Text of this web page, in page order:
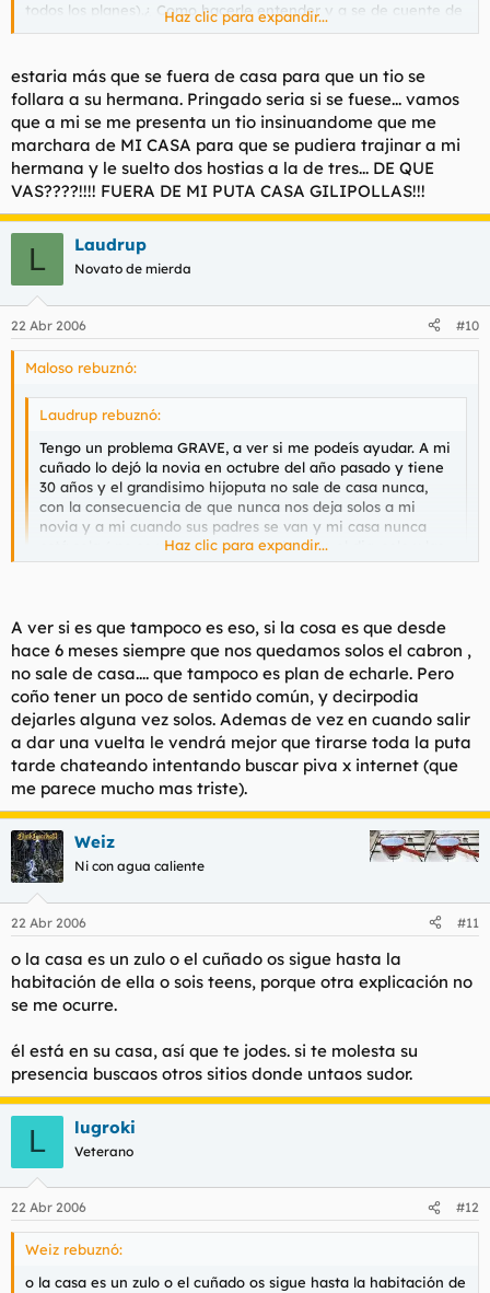
todos los planes).¿ Como hacerle entender y q se de cuente de
que nos deje alguna vez solos?¿ porque vamos me tiene ya
Haz clic para expandir...
estaria más que se fuera de casa para que un tio se
follara a su hermana. Pringado seria si se fuese... vamos
que a mi se me presenta un tio insinuandome que me
marchara de MI CASA para que se pudiera trajinar a mi
hermana y le suelto dos hostias a la de tres... DE QUE
VAS????!!!! FUERA DE MI PUTA CASA GILIPOLLAS!!!
L Laudrup
Novato de mierda
22 Abr 2006 #10
Maloso rebuznó:
Laudrup rebuznó:
Tengo un problema GRAVE, a ver si me podeís ayudar. A mi
cuñado lo dejó la novia en octubre del año pasado y tiene
30 años y el grandisimo hijoputa no sale de casa nunca,
con la consecuencia de que nunca nos deja solos a mi
novia y a mi cuando sus padres se van y mi casa nunca
está sola ( no se va a ningun lado durante el dia, solo x las
noches a eso de la 1 q se va de marcha, para entonces ya
solos?¿ porque vamos me tiene ya quemadisimo...........
¿como le hariaís vosotros darse cuenta?.
estaria más que se fuera de casa para que un tio se follara a
su hermana. Pringado seria si se fuese... vamos que a mi se me
presenta un tio insinuandome que me marchara de MI CASA
para que se pudiera trajinar a mi hermana y le suelto dos
hostias a la de tres... DE QUE VAS????!!!! FUERA DE MI PUTA
CASA GILIPOLLAS!!!
Haz clic para expandir...
A ver si es que tampoco es eso, si la cosa es que desde
hace 6 meses siempre que nos quedamos solos el cabron ,
no sale de casa.... que tampoco es plan de echarle. Pero
coño tener un poco de sentido común, y decirpodia
dejarles alguna vez solos. Ademas de vez en cuando salir
a dar una vuelta le vendrá mejor que tirarse toda la puta
tarde chateando intentando buscar piva x internet (que
me parece mucho mas triste).
Weiz
Ni con agua caliente
22 Abr 2006 #11
o la casa es un zulo o el cuñado os sigue hasta la
habitación de ella o sois teens, porque otra explicación no
se me ocurre.
él está en su casa, así que te jodes. si te molesta su
presencia buscaos otros sitios donde untaos sudor.
L lugroki
Veterano
22 Abr 2006 #12
Weiz rebuznó:
o la casa es un zulo o el cuñado os sigue hasta la habitación de